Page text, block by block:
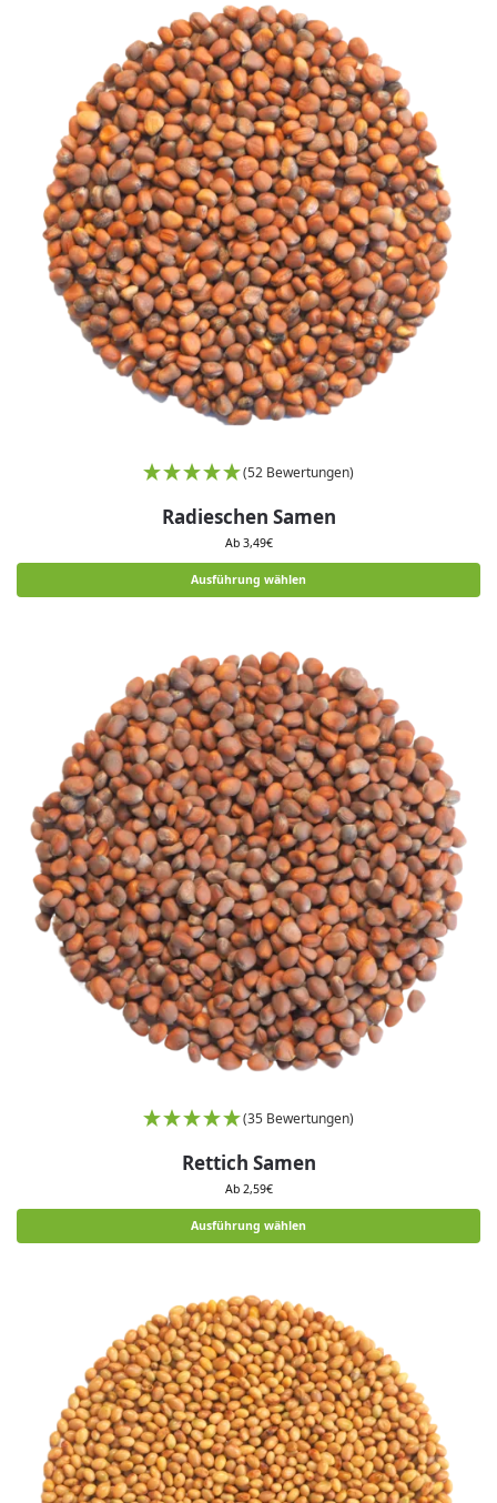
(52 Bewertungen)
Radieschen Samen
Ab 3,49€
Ausführung wählen
(35 Bewertungen)
Rettich Samen
Ab 2,59€
Ausführung wählen